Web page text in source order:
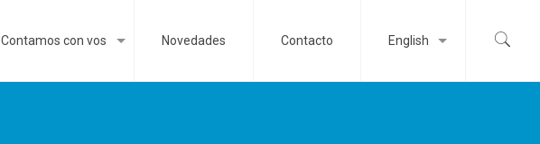
Contamos con vos Novedades Contacto English